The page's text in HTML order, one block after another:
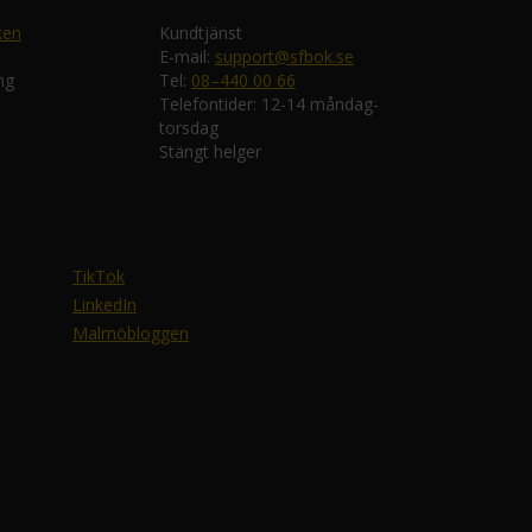
Kundtjänst
E-mail: support@sfbok.se
Tel: 08–440 00 66
Telefontider: 12-14 måndag-
torsdag
Stängt helger
TikTok
LinkedIn
Malmöbloggen